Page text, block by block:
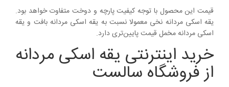
قیمت این محصول با توجه کیفیت پارچه و دوخت متفاوت خواهد بود.
یقه اسکی مردانه نخی معمولا نسبت به یقه اسکی مردانه بافت و یقه
اسکی مردانه مخمل قیمت پایین‌تری دارد.
خرید اینترنتی یقه اسکی مردانه
از فروشگاه سالست